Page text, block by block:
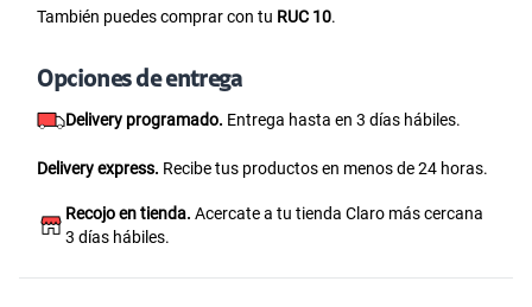
También puedes comprar con tu RUC 10.
Opciones de entrega
Delivery programado. Entrega hasta en 3 días hábiles.
Delivery express. Recibe tus productos en menos de 24 horas.
Recojo en tienda. Acercate a tu tienda Claro más cercana
3 días hábiles.